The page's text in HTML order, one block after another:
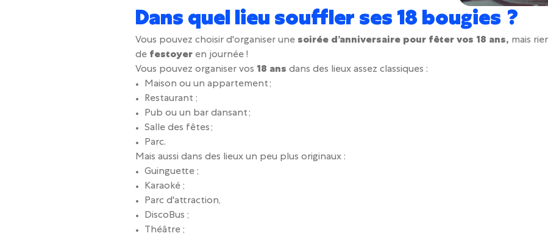
Dans quel lieu souffler ses 18 bougies ?
Vous pouvez choisir d'organiser une soirée d’anniversaire pour fêter vos 18 ans, mais
de festoyer en journée !
Vous pouvez organiser vos 18 ans dans des lieux assez classiques :
Maison ou un appartement ;
Restaurant ;
Pub ou un bar dansant ;
Salle des fêtes ;
Parc.
Mais aussi dans des lieux un peu plus originaux :
Guinguette ;
Karaoké ;
Parc d'attraction,
DiscoBus ;
Théâtre ;